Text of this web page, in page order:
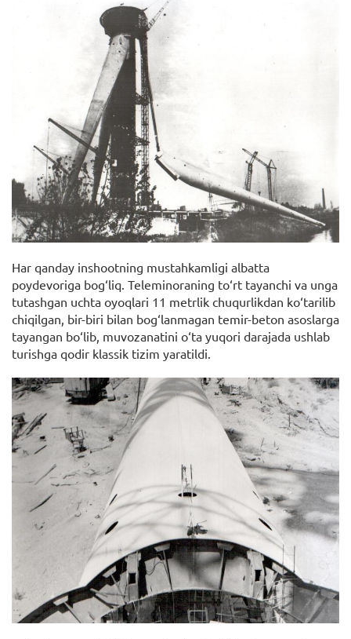
Har qanday inshootning mustahkamligi albatta
poydevoriga bog‘liq. Teleminoraning to‘rt tayanchi va unga
tutashgan uchta oyoqlari 11 metrlik chuqurlikdan ko‘tarilib
chiqilgan, bir-biri bilan bog‘lanmagan temir-beton asoslarga
tayangan bo‘lib, muvozanatini o‘ta yuqori darajada ushlab
turishga qodir klassik tizim yaratildi.